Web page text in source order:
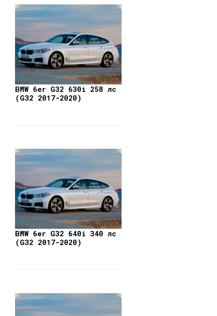
BMW 6er G32 630i 258 лс
(G32 2017-2020)
BMW 6er G32 640i 340 лс
(G32 2017-2020)